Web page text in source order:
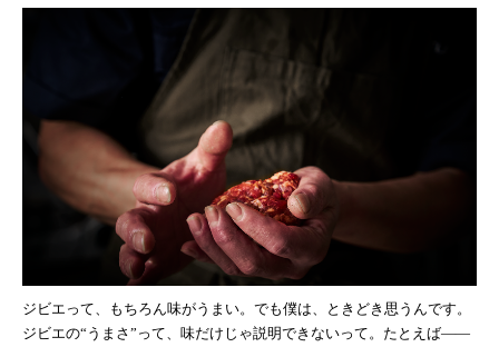
ジビエって、もちろん味がうまい。でも僕は、ときどき思うんです。
ジビエの“うまさ”って、味だけじゃ説明できないって。たとえば——